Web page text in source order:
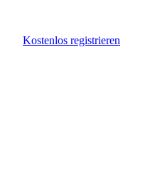
Kostenlos registrieren